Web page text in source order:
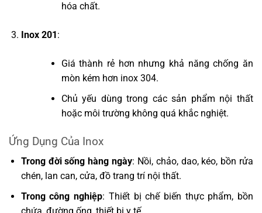
hóa chất.
Inox 201 :
Giá thành rẻ hơn nhưng khả năng chống ăn
mòn kém hơn inox 304.
Chủ yếu dùng trong các sản phẩm nội thất
hoặc môi trường không quá khắc nghiệt.
Ứng Dụng Của Inox
Trong đời sống hàng ngày: Nồi, chảo, dao, kéo, bồn rửa
chén, lan can, cửa, đồ trang trí nội thất.
Trong công nghiệp: Thiết bị chế biến thực phẩm, bồn